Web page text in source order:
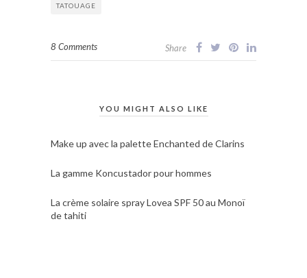
TATOUAGE
8 Comments Share
YOU MIGHT ALSO LIKE
Make up avec la palette Enchanted de Clarins
La gamme Koncustador pour hommes
La crème solaire spray Lovea SPF 50 au Monoï
de tahiti